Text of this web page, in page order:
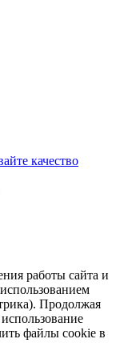
работы сайта и
Продолжая
файлы cookie в